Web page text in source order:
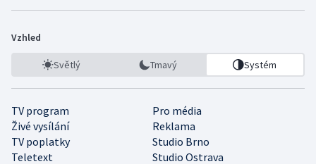
Vzhled
Světlý Tmavý Systém
TV program
Pro média
Živé vysílání
Reklama
TV poplatky
Studio Brno
Teletext
Studio Ostrava